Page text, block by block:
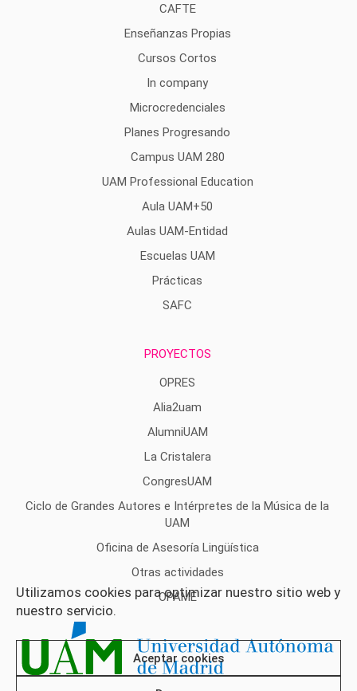
Utilizamos cookies para optimizar nuestro sitio web y
nuestro servicio.
Aceptar cookies
CAFTE
Enseñanzas Propias
Cursos Cortos
In company
Microcredenciales
Planes Progresando
Campus UAM 280
UAM Professional Education
Aula UAM+50
Aulas UAM-Entidad
Escuelas UAM
Prácticas
SAFC
PROYECTOS
OPRES
Alia2uam
AlumniUAM
La Cristalera
CongresUAM
Ciclo de Grandes Autores e Intérpretes de la Música de la
UAM
Oficina de Asesoría Lingüística
Otras actividades
OPAME